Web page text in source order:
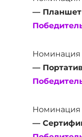
— Планшет
Номинация
—
Номинация
—